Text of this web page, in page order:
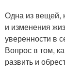
Одна из вещей,
и изменения
уверенности в
Вопрос в том,
развить и